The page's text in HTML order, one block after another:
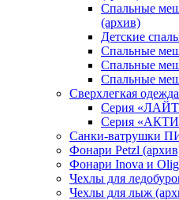
Спальные
(архив)
Детские
Спальные
Спальные
Спальные
Сверхлегкая
Серия
Серия
Санки-ватрушки
Фонари Petzl
Фонари Inova и
Чехлы для
Чехлы для лыж